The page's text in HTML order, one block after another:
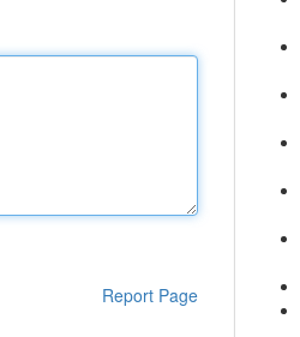
Report Page